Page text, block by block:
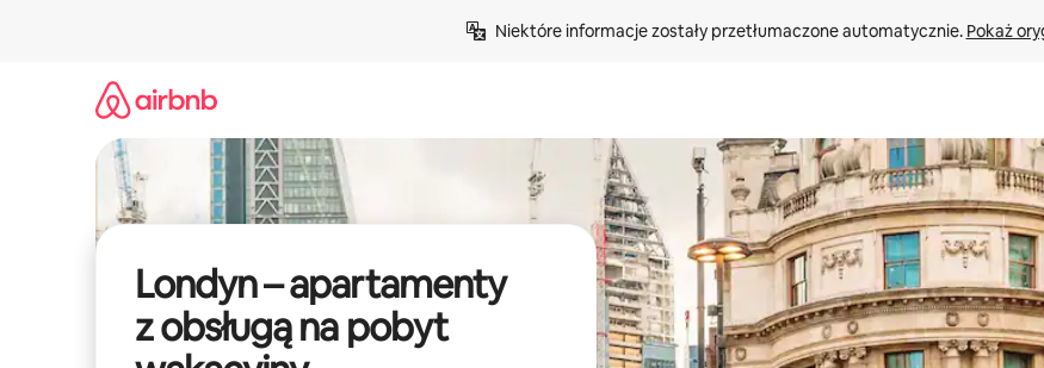
Niektóre informacje zostały przetłumaczone automatycznie. Pokaż
Londyn – apartamenty
z obsługą na pobyt